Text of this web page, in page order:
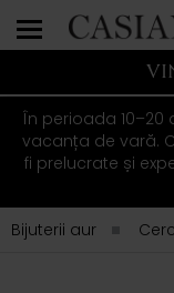
În perioada 10–20
vacanța de vară.
fi prelucrate și
Bijuterii aur